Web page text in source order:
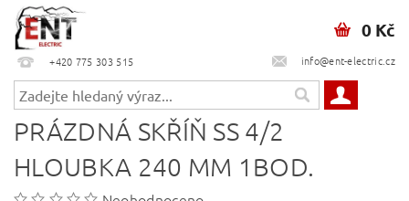
+420 775 303 515 info@ent-electric.cz
0 Kč
PRÁZDNÁ SKŘÍŇ SS 4/2
HLOUBKA 240 MM 1BOD.